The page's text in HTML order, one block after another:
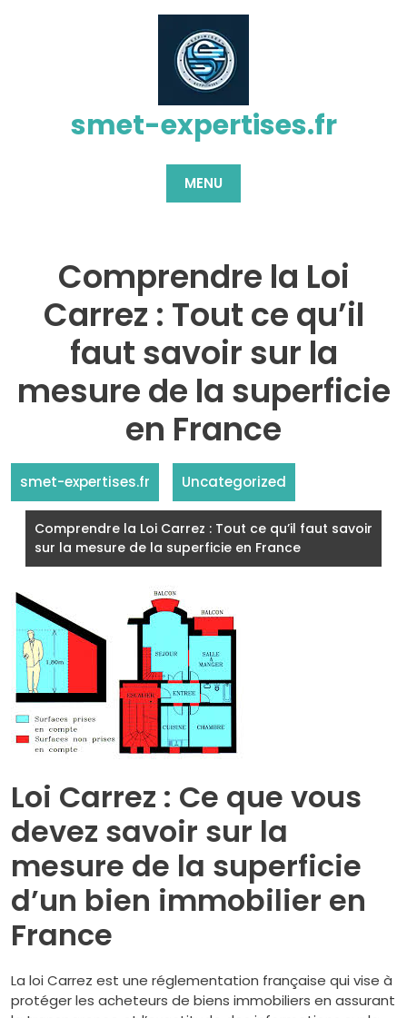
smet-expertises.fr
MENU
Comprendre la Loi
Carrez : Tout ce qu’il
faut savoir sur la
mesure de la superficie
en France
smet-expertises.fr Uncategorized
Comprendre la Loi Carrez : Tout ce qu’il faut savoir
sur la mesure de la superficie en France
Loi Carrez : Ce que vous
devez savoir sur la
mesure de la superficie
d’un bien immobilier en
France
La loi Carrez est une réglementation française qui vise à
protéger les acheteurs de biens immobiliers en assurant